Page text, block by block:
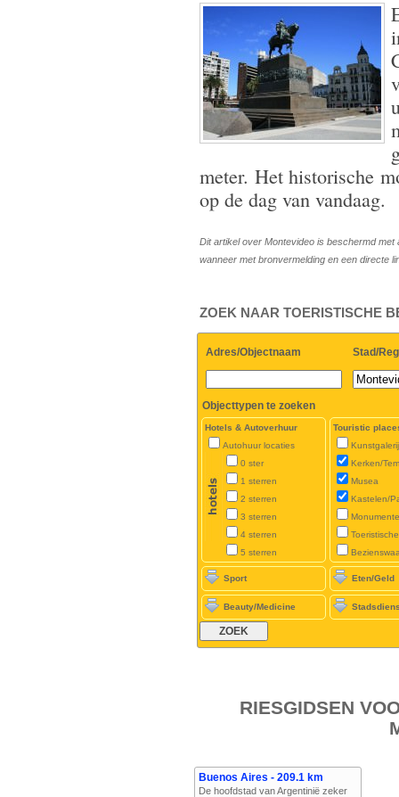
meter. Het historische
op de dag van vandaag.
Dit artikel over Montevideo is beschermd
wanneer met bronvermelding en een directe
ZOEK NAAR TOERISTISCHE
Adres/Objectnaam Stad/
Objecttypen te zoeken
Hotels & Autoverhuur
Autohuur locaties
0 ster
1 sterren
2 sterren
3 sterren
4 sterren
5 sterren
Touristic
Kerken/
Musea
Kastelen/
Sport Eten/Geld
Beauty/Medicine
RIESGIDSEN
Buenos Aires - 209.1 km
De hoofdstad van Argentinië zeker